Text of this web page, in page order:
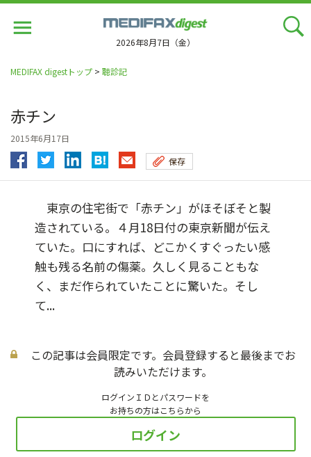
2026年8月7日（金）
MEDIFAX digestトップ > 聴診記
赤チン
2015年6月17日
保存
東京の住宅街で「赤チン」がほそぼそと製
造されている。４月18日付の東京新聞が伝え
ていた。口にすれば、どこかくすぐったい感
触も残る名前の傷薬。久しく見ることもな
く、まだ作られていたことに驚いた。そし
て...
この記事は会員限定です。会員登録すると最後までお
読みいただけます。
ログインＩＤとパスワードを
お持ちの方はこちらから
ログイン